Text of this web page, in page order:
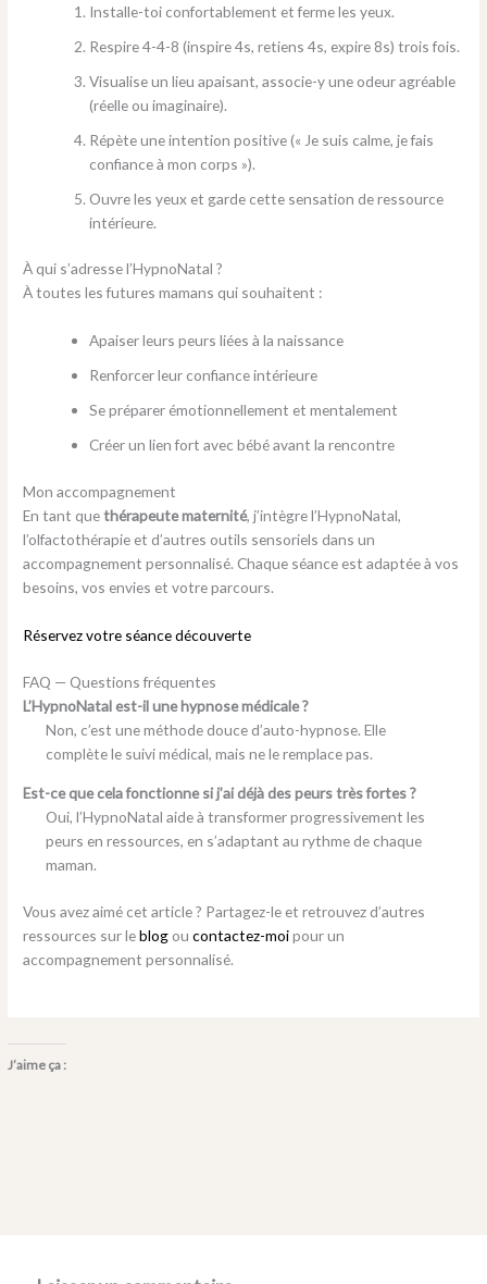
Installe-toi confortablement et ferme les yeux.
Respire 4-4-8 (inspire 4s, retiens 4s, expire 8s) trois fois.
Visualise un lieu apaisant, associe-y une odeur agréable
(réelle ou imaginaire).
Répète une intention positive (« Je suis calme, je fais
confiance à mon corps »).
Ouvre les yeux et garde cette sensation de ressource
intérieure.
À qui s’adresse l’HypnoNatal ?
À toutes les futures mamans qui souhaitent :
Apaiser leurs peurs liées à la naissance
Renforcer leur confiance intérieure
Se préparer émotionnellement et mentalement
Créer un lien fort avec bébé avant la rencontre
Mon accompagnement
En tant quethérapeute maternité, j’intègre l’HypnoNatal,
l’olfactothérapie et d’autres outils sensoriels dans un
accompagnement personnalisé. Chaque séance est adaptée à vos
besoins, vos envies et votre parcours.
Réservez votre séance découverte
FAQ — Questions fréquentes
L’HypnoNatal est-il une hypnose médicale ?
Non, c’est une méthode douce d’auto-hypnose. Elle
complète le suivi médical, mais ne le remplace pas.
Est-ce que cela fonctionne si j’ai déjà des peurs très fortes ?
Oui, l’HypnoNatal aide à transformer progressivement les
peurs en ressources, en s’adaptant au rythme de chaque
maman.
Vous avez aimé cet article ? Partagez-le et retrouvez d’autres
ressources sur leblog oucontactez-moipour un
accompagnement personnalisé.
J’aime ça :